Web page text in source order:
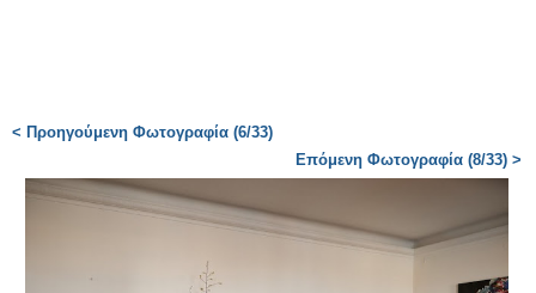
< Προηγούμενη Φωτογραφία (6/33)
Επόμενη Φωτογραφία (8/33) >